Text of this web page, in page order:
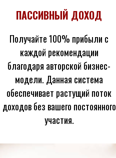
ПАССИВНЫЙ ДОХОД
Получайте 100% прибыли с
каждой рекомендации
благодаря авторской бизнес-
модели. Данная система
обеспечивает растущий поток
доходов без вашего постоянного
участия.